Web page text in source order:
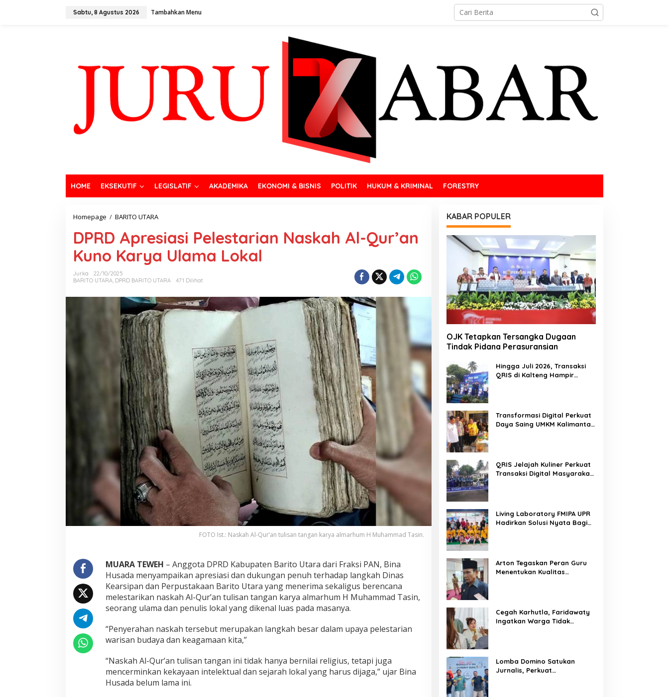
Sabtu, 8 Agustus 2026 Tambahkan Menu
HOME EKSEKUTIF LEGISLATIF AKADEMIKA EKONOMI & BISNIS POLITIK HUKUM & KRIMINAL FORESTRY
Homepage / BARITO UTARA
DPRD Apresiasi Pelestarian Naskah Al-Qur’an
Kuno Karya Ulama Lokal
Jurka
22/10/2025
BARITO UTARA, DPRD BARITO UTARA 471 Dilihat
FOTO Ist.: Naskah Al-Qur’an tulisan tangan karya almarhum H Muhammad Tasin.
MUARA TEWEH – Anggota DPRD Kabupaten Barito Utara dari Fraksi PAN, Bina
Husada menyampaikan apresiasi dan dukungan penuh terhadap langkah Dinas
Kearsipan dan Perpustakaan Barito Utara yang menerima sekaligus berencana
melestarikan naskah Al-Qur’an tulisan tangan karya almarhum H Muhammad Tasin,
seorang ulama dan penulis lokal yang dikenal luas pada masanya.
“Penyerahan naskah tersebut merupakan langkah besar dalam upaya pelestarian
warisan budaya dan keagamaan kita,”
“Naskah Al-Qur’an tulisan tangan ini tidak hanya bernilai religius, tetapi juga
mencerminkan kekayaan intelektual dan sejarah lokal yang harus dijaga,” ujar Bina
Husada belum lama ini.
KABAR POPULER
OJK Tetapkan Tersangka Dugaan
Tindak Pidana Perasuransian
Hingga Juli 2026, Transaksi
QRIS di Kalteng Hampir
Transformasi Digital Perkuat
Daya Saing UMKM Kalimantan
QRIS Jelajah Kuliner Perkuat
Transaksi Digital Masyarakat
Living Laboratory FMIPA UPR
Hadirkan Solusi Nyata Bagi
Arton Tegaskan Peran Guru
Menentukan Kualitas
Cegah Karhutla, Faridawaty
Ingatkan Warga Tidak
Lomba Domino Satukan
Jurnalis, Perkuat